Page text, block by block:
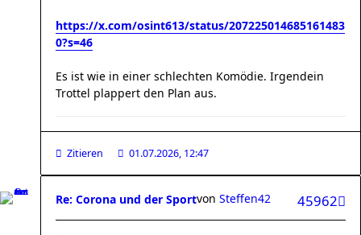
https://x.com/osint613/status/207225014685161483
0?s=46
Es ist wie in einer schlechten Komödie. Irgendein
Trottel plappert den Plan aus.
Zitieren 01.07.2026, 12:47
Re: Corona und der Sport 45962
von Steffen42